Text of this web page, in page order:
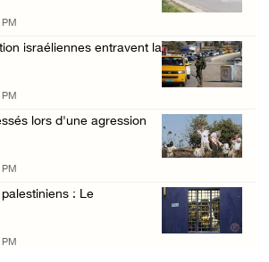
israélienne se retire du ...
israéliennes entravent la
lors d'une agression
: Le